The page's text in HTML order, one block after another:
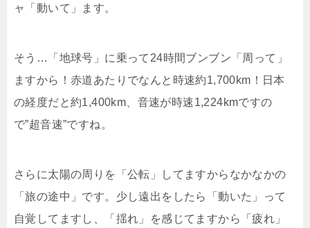
ャ「動いて」ます。
そう…「地球号」に乗って24時間ブンブン「周って」
ますから！赤道あたりでなんと時速約1,700km！日本
の経度だと約1,400km、音速が時速1,224kmですの
で”超音速”ですね。
さらに太陽の周りを「公転」してますからなかなかの
「旅の途中」です。少し遠出をしたら「動いた」って
自覚してますし、「揺れ」を感じてますから「疲れ」